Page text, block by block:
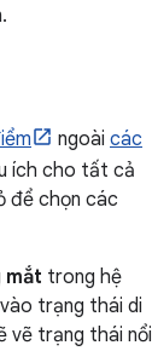
ngoài các
ích cho tất cả
để chọn các
mắt trong hệ
trạng thái di
vẽ trạng thái nổi